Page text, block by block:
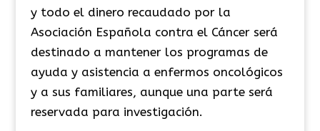
y todo el dinero recaudado por la
Asociación Española contra el Cáncer será
destinado a mantener los programas de
ayuda y asistencia a enfermos oncológicos
y a sus familiares, aunque una parte será
reservada para investigación.